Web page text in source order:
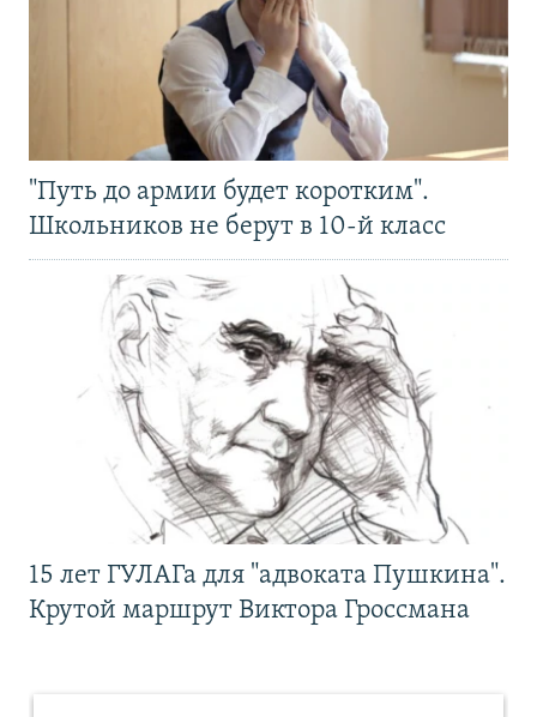
"Путь до армии будет коротким".
Школьников не берут в 10-й класс
15 лет ГУЛАГа для "адвоката Пушкина".
Крутой маршрут Виктора Гроссмана